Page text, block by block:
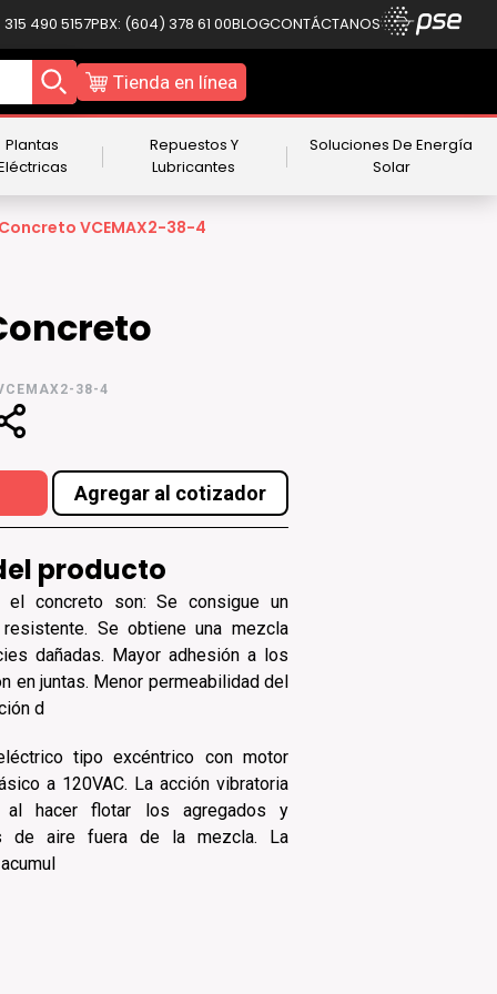
490 5157PBX: (604) 378 61 00BLOGCONTÁCTANOS
Tienda en línea
Plantas
Repuestos Y
Lubricantes
Soluciones De Energía
Solar
VCEMAX2-38-4
38-4
Agregar al cotizador
producto
el concreto son: Se consigue un
Se obtiene una mezcla
dañadas. Mayor adhesión a los
en juntas. Menor permeabilidad del
d
tipo excéntrico con motor
a 120VAC. La acción vibratoria
al hacer flotar los agregados y
de aire fuera de la mezcla. La